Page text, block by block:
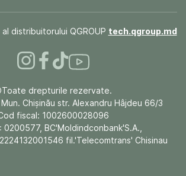
distribuitorului QGROUP tech.qgroup.md
drepturile rezervate.
Mun. Chişinău str. Alexandru Hâjdeu 66/3
fiscal: 1002600028096
0200577, BC'Moldindconbank'S.A.,
fil.'Telecomtrans' Chisinau